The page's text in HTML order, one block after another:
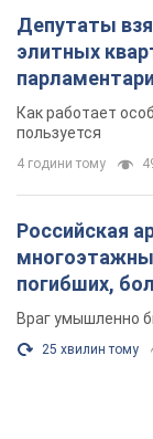
Депутаты
элитных
поселился
Как работает
пользуется
4 години тому
Российская
погибших,
Враг умышленно
25 хвилин тому